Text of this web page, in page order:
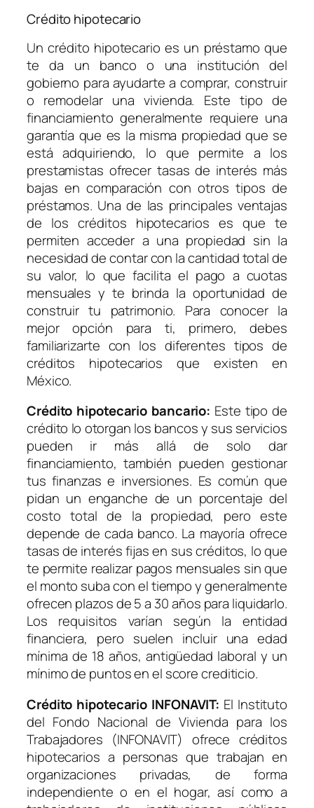
Crédito hipotecario
Un crédito hipotecario es un préstamo que
te da un banco o una institución del
gobierno para ayudarte a comprar, construir
o remodelar una vivienda. Este tipo de
financiamiento generalmente requiere una
garantía que es la misma propiedad que se
está adquiriendo, lo que permite a los
prestamistas ofrecer tasas de interés más
bajas en comparación con otros tipos de
préstamos. Una de las principales ventajas
de los créditos hipotecarios es que te
permiten acceder a una propiedad sin la
necesidad de contar con la cantidad total de
su valor, lo que facilita el pago a cuotas
mensuales y te brinda la oportunidad de
construir tu patrimonio. Para conocer la
mejor opción para ti, primero, debes
familiarizarte con los diferentes tipos de
créditos hipotecarios que existen en
México.
Crédito hipotecario bancario: Este tipo de
crédito lo otorgan los bancos y sus servicios
pueden ir más allá de solo dar
financiamiento, también pueden gestionar
tus finanzas e inversiones. Es común que
pidan un enganche de un porcentaje del
costo total de la propiedad, pero este
depende de cada banco. La mayoría ofrece
tasas de interés fijas en sus créditos, lo que
te permite realizar pagos mensuales sin que
el monto suba con el tiempo y generalmente
ofrecen plazos de 5 a 30 años para liquidarlo.
Los requisitos varían según la entidad
financiera, pero suelen incluir una edad
mínima de 18 años, antigüedad laboral y un
mínimo de puntos en el score crediticio.
Crédito hipotecario INFONAVIT: El Instituto
del Fondo Nacional de Vivienda para los
Trabajadores (INFONAVIT) ofrece créditos
hipotecarios a personas que trabajan en
organizaciones privadas, de forma
independiente o en el hogar, así como a